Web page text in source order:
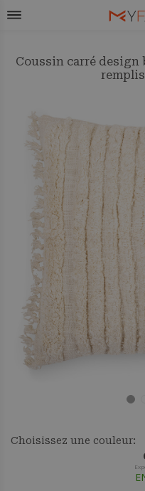
Coussin carré design
Choisissez une couleur: